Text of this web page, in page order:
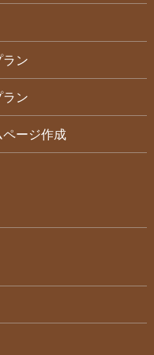
ン
ン
ージ作成